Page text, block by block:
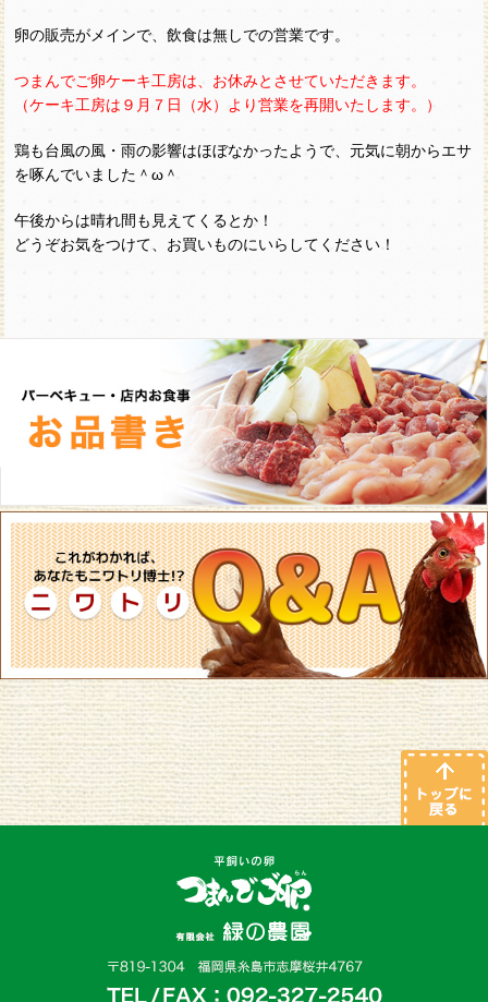
卵の販売がメインで、飲食は無しでの営業です。
つまんでご卵ケーキ工房は、お休みとさせていただきます。
（ケーキ工房は９月７日（水）より営業を再開いたします。）
鶏も台風の風・雨の影響はほぼなかったようで、元気に朝からエサ
を啄んでいました＾ω＾
午後からは晴れ間も見えてくるとか！
どうぞお気をつけて、お買いものにいらしてください！